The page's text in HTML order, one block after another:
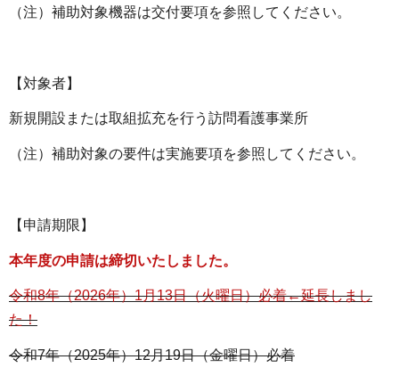
（注）補助対象機器は交付要項を参照してください。
【対象者】
新規開設または取組拡充を行う訪問看護事業所
（注）補助対象の要件は実施要項を参照してください。
【申請期限】
本年度の申請は締切いたしました。
令和8年（2026年）1月13日（火曜日）必着←延長しまし
た！
令和7年（2025年）12月19日（金曜日）必着